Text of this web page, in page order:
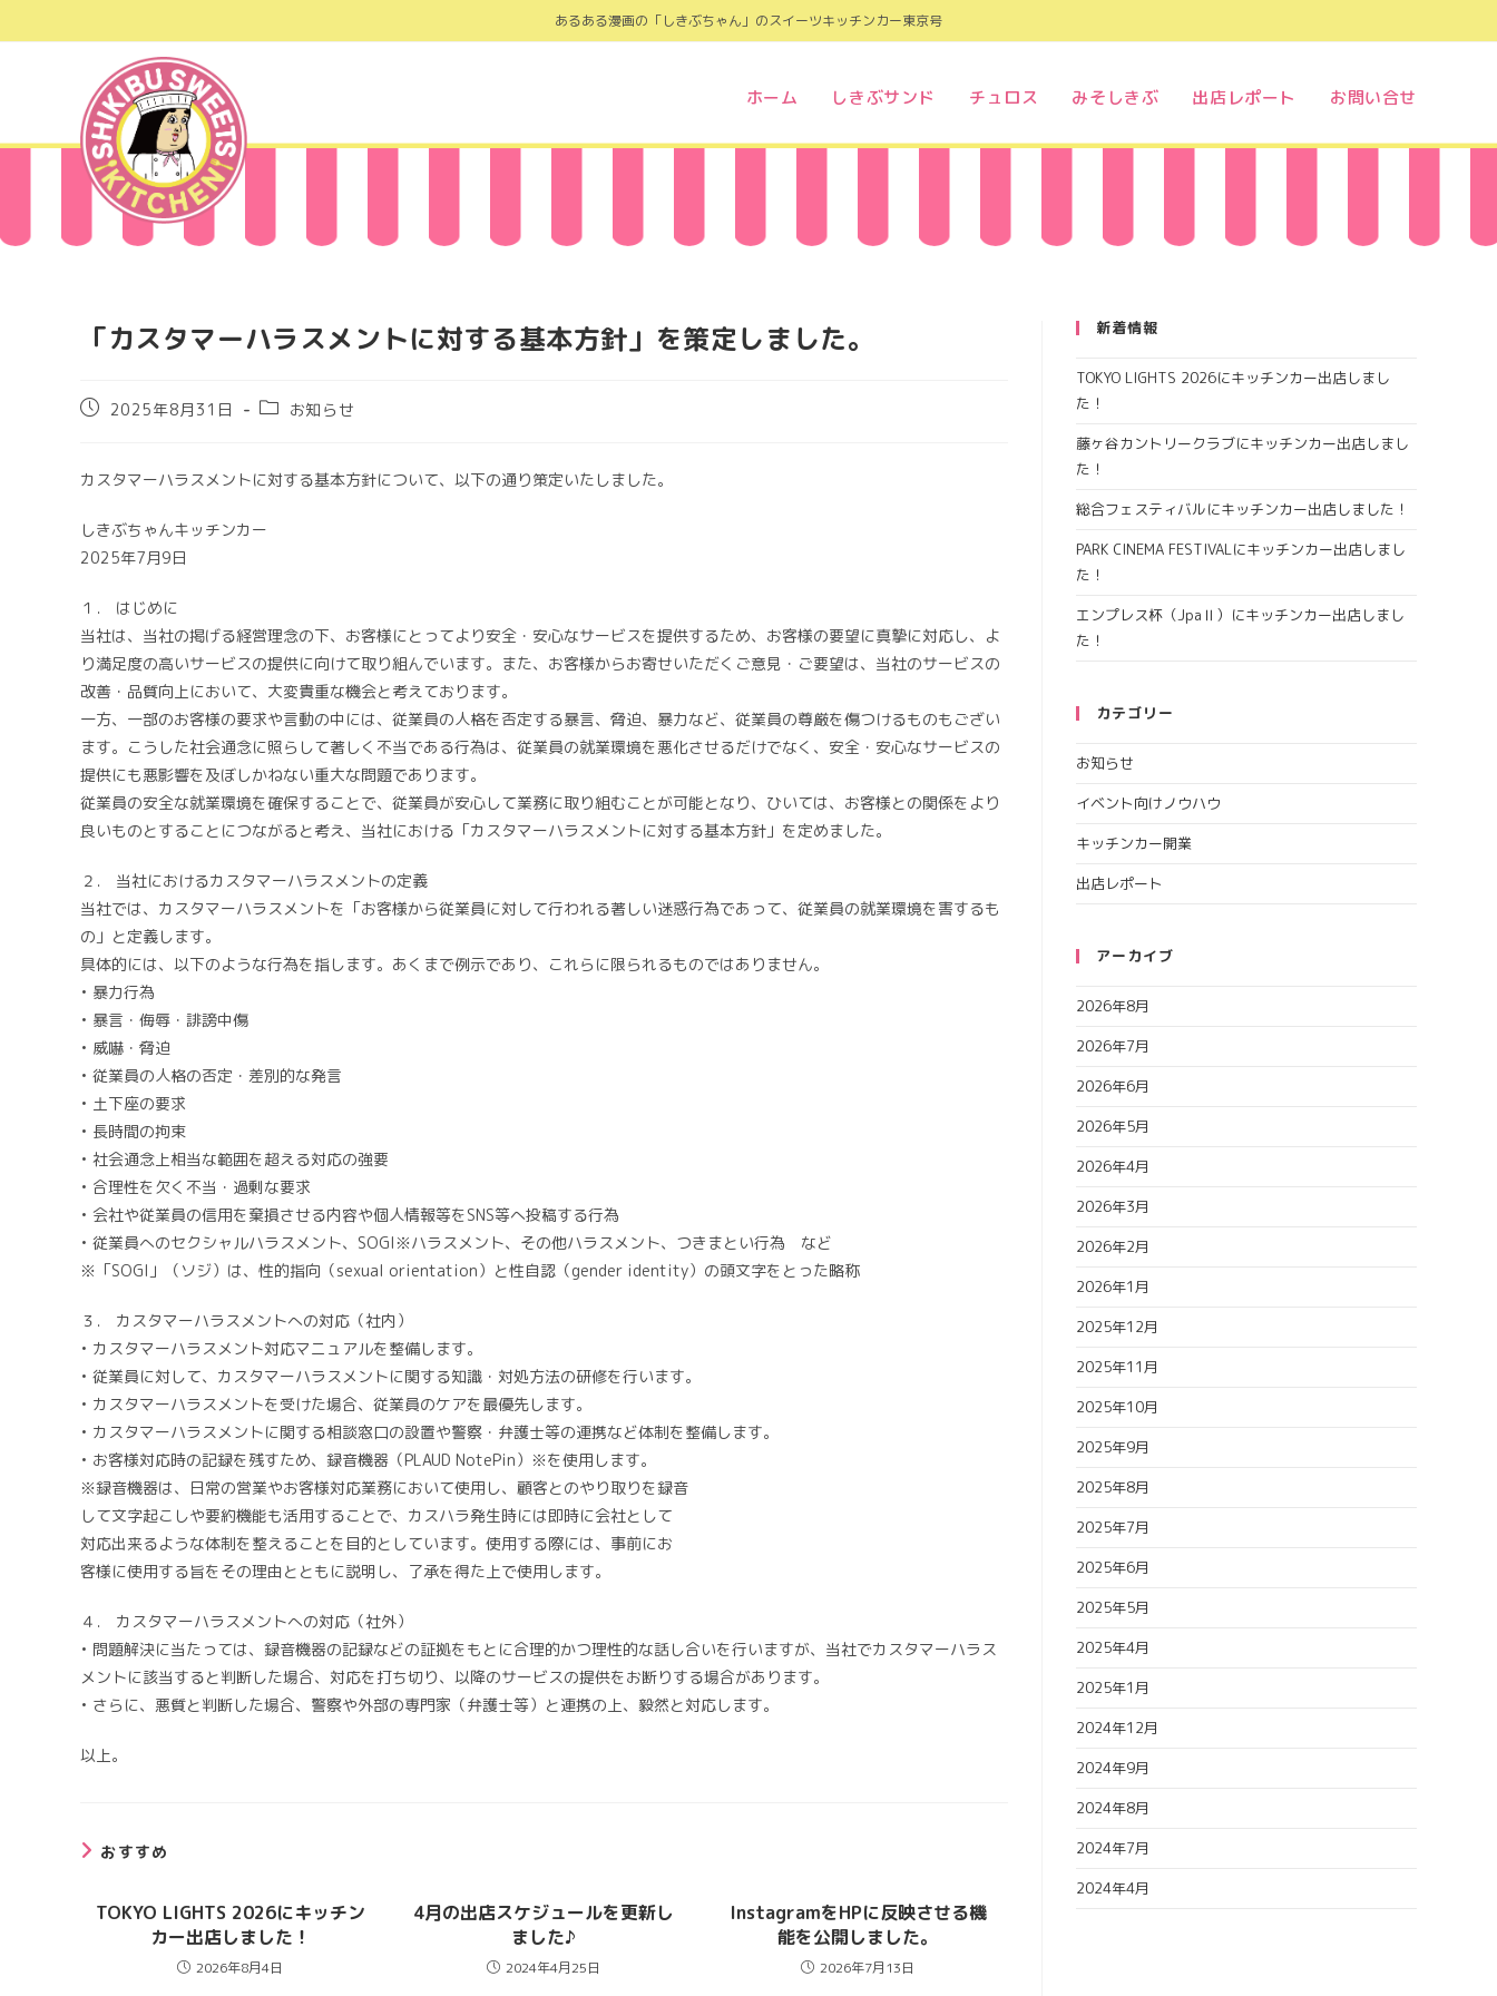
ン
へ
ッ
あるある漫画の「しきぶちゃん」のスイーツキッチンカー東京号
ホーム しきぶサンド チュロス みそしきぶ 出店レポート お問い合せ
「カスタマーハラスメントに対する基本方針」を策定しました。
投
開
日:
2025年8月31日
投
テ
ゴ
ー:
お知らせ
カスタマーハラスメントに対する基本方針について、以下の通り策定いたしました。
しきぶちゃんキッチンカー
2025年7月9日
１． はじめに
当社は、当社の掲げる経営理念の下、お客様にとってより安全・安心なサービスを提供するため、お客様の要望に真摯に対応し、よ
り満足度の高いサービスの提供に向けて取り組んでいます。また、お客様からお寄せいただくご意見・ご要望は、当社のサービスの
改善・品質向上において、大変貴重な機会と考えております。
一方、一部のお客様の要求や言動の中には、従業員の人格を否定する暴言、脅迫、暴力など、従業員の尊厳を傷つけるものもござい
ます。こうした社会通念に照らして著しく不当である行為は、従業員の就業環境を悪化させるだけでなく、安全・安心なサービスの
提供にも悪影響を及ぼしかねない重大な問題であります。
従業員の安全な就業環境を確保することで、従業員が安心して業務に取り組むことが可能となり、ひいては、お客様との関係をより
良いものとすることにつながると考え、当社における「カスタマーハラスメントに対する基本方針」を定めました。
２． 当社におけるカスタマーハラスメントの定義
当社では、カスタマーハラスメントを「お客様から従業員に対して行われる著しい迷惑行為であって、従業員の就業環境を害するも
の」と定義します。
具体的には、以下のような行為を指します。あくまで例示であり、これらに限られるものではありません。
• 暴力行為
• 暴言・侮辱・誹謗中傷
• 威嚇・脅迫
• 従業員の人格の否定・差別的な発言
• 土下座の要求
• 長時間の拘束
• 社会通念上相当な範囲を超える対応の強要
• 合理性を欠く不当・過剰な要求
• 会社や従業員の信用を棄損させる内容や個人情報等をSNS等へ投稿する行為
• 従業員へのセクシャルハラスメント、SOGI※ハラスメント、その他ハラスメント、つきまとい行為 など
※「SOGI」（ソジ）は、性的指向（sexual orientation）と性自認（gender identity）の頭文字をとった略称
３． カスタマーハラスメントへの対応（社内）
• カスタマーハラスメント対応マニュアルを整備します。
• 従業員に対して、カスタマーハラスメントに関する知識・対処方法の研修を行います。
• カスタマーハラスメントを受けた場合、従業員のケアを最優先します。
• カスタマーハラスメントに関する相談窓口の設置や警察・弁護士等の連携など体制を整備します。
• お客様対応時の記録を残すため、録音機器（PLAUD NotePin）※を使用します。
※録音機器は、日常の営業やお客様対応業務において使用し、顧客とのやり取りを録音
して文字起こしや要約機能も活用することで、カスハラ発生時には即時に会社として
対応出来るような体制を整えることを目的としています。使用する際には、事前にお
客様に使用する旨をその理由とともに説明し、了承を得た上で使用します。
４． カスタマーハラスメントへの対応（社外）
• 問題解決に当たっては、録音機器の記録などの証拠をもとに合理的かつ理性的な話し合いを行いますが、当社でカスタマーハラス
メントに該当すると判断した場合、対応を打ち切り、以降のサービスの提供をお断りする場合があります。
• さらに、悪質と判断した場合、警察や外部の専門家（弁護士等）と連携の上、毅然と対応します。
以上。
おすすめ
TOKYO LIGHTS 2026にキッチン
カー出店しました！
2026年8月4日
4月の出店スケジュールを更新し
ました♪
2024年4月25日
InstagramをHPに反映させる機
能を公開しました。
2026年7月13日
新着情報
TOKYO LIGHTS 2026にキッチンカー出店しまし
た！
藤ヶ谷カントリークラブにキッチンカー出店しまし
た！
総合フェスティバルにキッチンカー出店しました！
PARK CINEMA FESTIVALにキッチンカー出店しまし
た！
エンプレス杯（JpaⅡ）にキッチンカー出店しまし
た！
カテゴリー
お知らせ
イベント向けノウハウ
キッチンカー開業
出店レポート
アーカイブ
2026年8月
2026年7月
2026年6月
2026年5月
2026年4月
2026年3月
2026年2月
2026年1月
2025年12月
2025年11月
2025年10月
2025年9月
2025年8月
2025年7月
2025年6月
2025年5月
2025年4月
2025年1月
2024年12月
2024年9月
2024年8月
2024年7月
2024年4月